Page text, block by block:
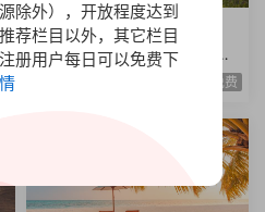
赚钱•财富
公众号霸屏SEO教程快速排名
原理昵称内容霸屏高级霸屏拦
免费
除外），开放程度达到
荐栏目以外，其它栏目
册用户每日可以免费下